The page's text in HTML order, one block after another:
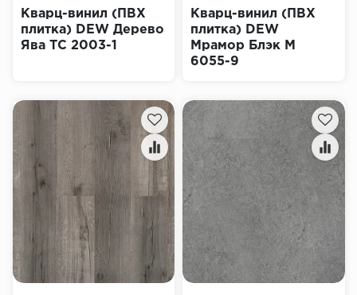
Кварц-винил (ПВХ
плитка) DEW Дерево
Ява ТС 2003-1
Кварц-винил (ПВХ
плитка) DEW
Мрамор Блэк М
6055-9